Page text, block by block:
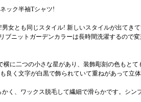
ック半袖Tシャツ!
女とも同じスタイル! 新しいスタイルが出て
ニットガーデンカラーは長時間洗濯するので
に二つの小さな星があり、装飾彫刻の色もと
く文字が白黒で飾られていて重ねがあって立
く、ワックス脱毛して繊細で滑らかです。シ